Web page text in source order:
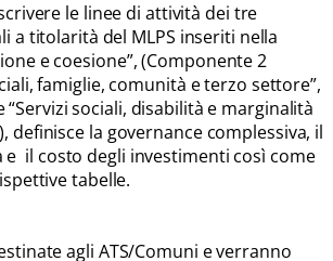
le linee di attività dei tre
a titolarità del MLPS inseriti nella
e coesione”, (Componente 2
famiglie, comunità e terzo settore”,
sociali, disabilità e marginalità
definisce la governance complessiva, il
il costo degli investimenti così come
tabelle.
agli ATS/Comuni e verranno